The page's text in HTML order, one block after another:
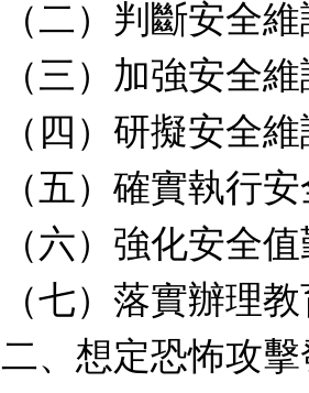
（二）判斷安全
（三）加強安全
（四）研擬安全
（五）確實執行
（六）強化安全
（七）落實辦理
二、想定恐怖攻